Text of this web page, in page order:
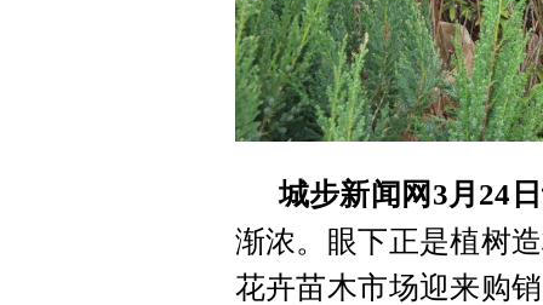
城步新闻网3月24
渐浓。眼下正是植树
花卉苗木市场迎来购